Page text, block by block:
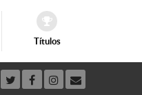
Títulos